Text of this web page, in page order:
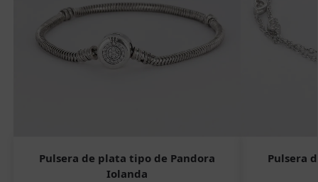
Pulsera de plata tipo de Pandora
Iolanda
Pulsera